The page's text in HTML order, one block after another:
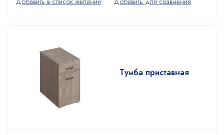
Тумба приставная